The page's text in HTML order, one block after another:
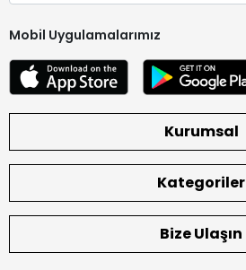
Mobil Uygulamalarımız
Kurumsal
Kategoriler
Bize Ulaşın